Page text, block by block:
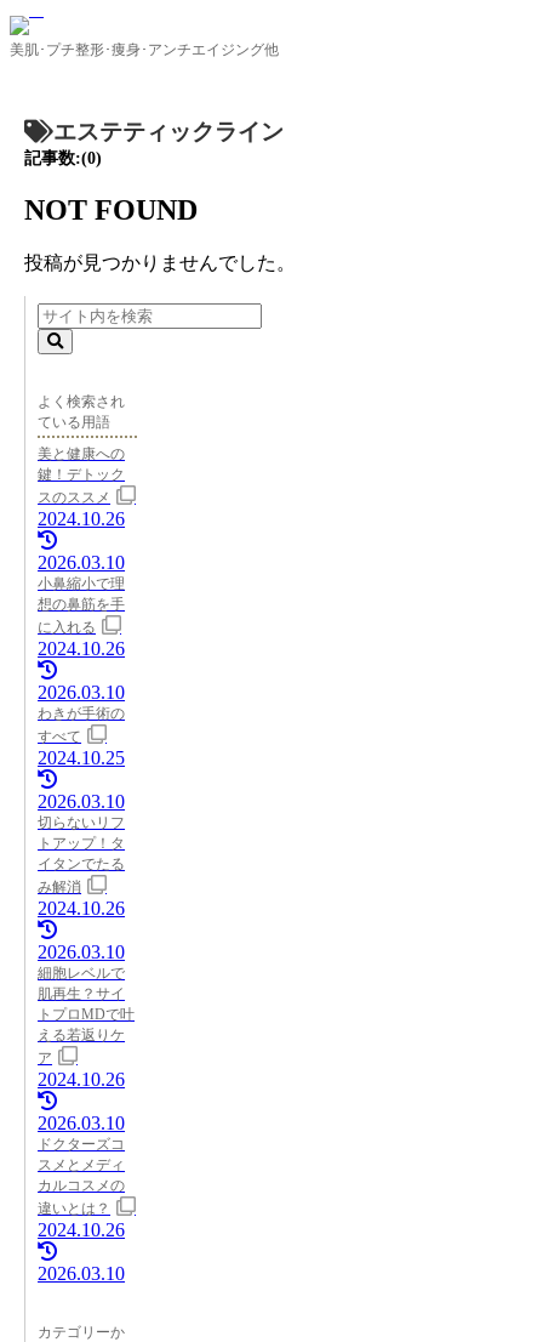
美肌･プチ整形･痩身･アンチエイジング他
エステティックライン
記事数:(0)
NOT FOUND
投稿が見つかりませんでした。
よく検索され
ている用語
美と健康への
鍵！デトック
スのススメ
2024.10.26
2026.03.10
小鼻縮小で理
想の鼻筋を手
に入れる
2024.10.26
2026.03.10
わきが手術の
すべて
2024.10.25
2026.03.10
切らないリフ
トアップ！タ
イタンでたる
み解消
2024.10.26
2026.03.10
細胞レベルで
肌再生？サイ
トプロMDで叶
える若返りケ
ア
2024.10.26
2026.03.10
ドクターズコ
スメとメディ
カルコスメの
違いとは？
2024.10.26
2026.03.10
カテゴリーか